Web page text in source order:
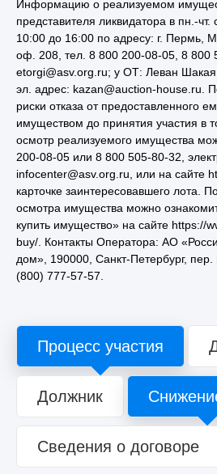
Информацию о реализуемом
представителя ликвидатора в пн.-
10:00 до 16:00 по адресу: г. Пермь,
оф. 208, тел. 8 800 200-08-05, 8 800
etorgi@asv.org.ru; у ОТ: Леван
эл. адрес: kazan@auction-house.ru.
риски отказа от предоставленного
имуществом до принятия участия в
осмотр реализуемого имущества
200-08-05 или 8 800 505-80-32,
infocenter@asv.org.ru, или на сайте
карточке заинтересовавшего лота.
осмотра имущества можно
купить имущество» на сайте https://
buy/. Контакты Оператора: АО
дом», 190000, Санкт-Петербург,
(800) 777-57-57.
Процесс участия
Должник
Сведения о договоре